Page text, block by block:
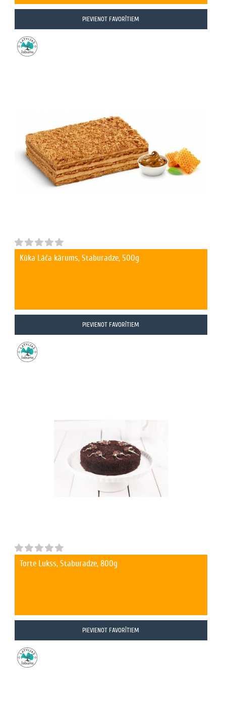
PIEVIENOT FAVORĪTIEM
Kūka Lāča kārums, Staburadze, 500g
PIEVIENOT FAVORĪTIEM
Torte Lukss, Staburadze, 800g
PIEVIENOT FAVORĪTIEM